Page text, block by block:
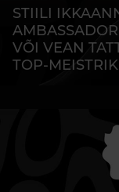
STIILI
VÕI VEAN
TOP-